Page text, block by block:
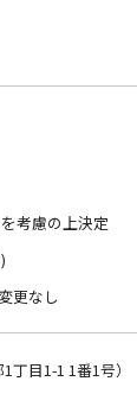
考慮の上決定
更なし
丁目1-1 1番1号）